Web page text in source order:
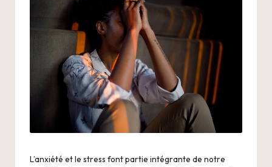
L’anxiété et le stress font partie intégrante de notre